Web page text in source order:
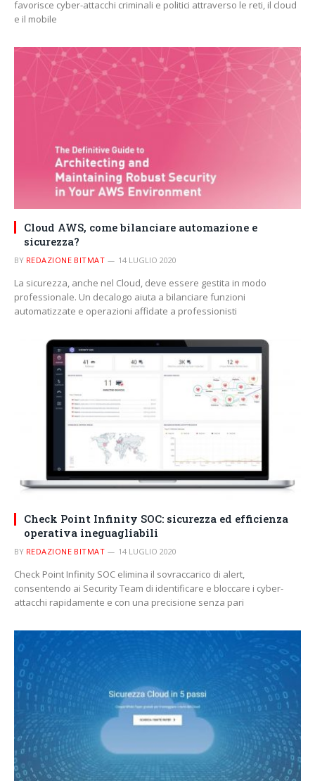
favorisce cyber-attacchi criminali e politici attraverso le reti, il cloud
e il mobile
Cloud AWS, come bilanciare automazione e
sicurezza?
BY REDAZIONE BITMAT 14 LUGLIO 2020
La sicurezza, anche nel Cloud, deve essere gestita in modo
professionale. Un decalogo aiuta a bilanciare funzioni
automatizzate e operazioni affidate a professionisti
Check Point Infinity SOC: sicurezza ed efficienza
operativa ineguagliabili
BY REDAZIONE BITMAT 14 LUGLIO 2020
Check Point Infinity SOC elimina il sovraccarico di alert,
consentendo ai Security Team di identificare e bloccare i cyber-
attacchi rapidamente e con una precisione senza pari